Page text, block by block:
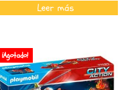
Leer más
¡Agotado!